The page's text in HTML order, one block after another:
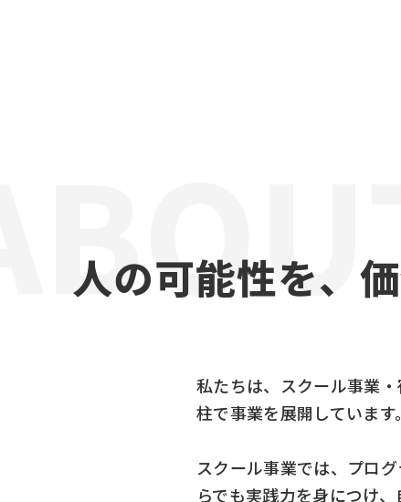
人の可能性を、
私たちは、スクール事業
柱で事業を展開しています。
スクール事業では、プロ
らでも実践力を身につけ